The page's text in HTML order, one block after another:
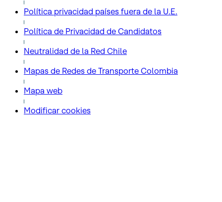
Política privacidad países fuera de la U.E.
Política de Privacidad de Candidatos
Neutralidad de la Red Chile
Mapas de Redes de Transporte Colombia
Mapa web
Modificar cookies